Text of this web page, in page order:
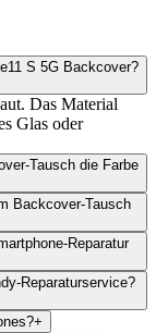
S 5G Backcover?
Das Material
Glas oder
Tausch die Farbe
Backcover-Tausch
Reparatur
Reparaturservice?
+